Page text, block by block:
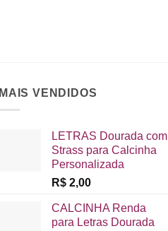
MAIS VENDIDOS
LETRAS Dourada com
Strass para Calcinha
Personalizada
R$ 2,00
CALCINHA Renda
para Letras Dourada